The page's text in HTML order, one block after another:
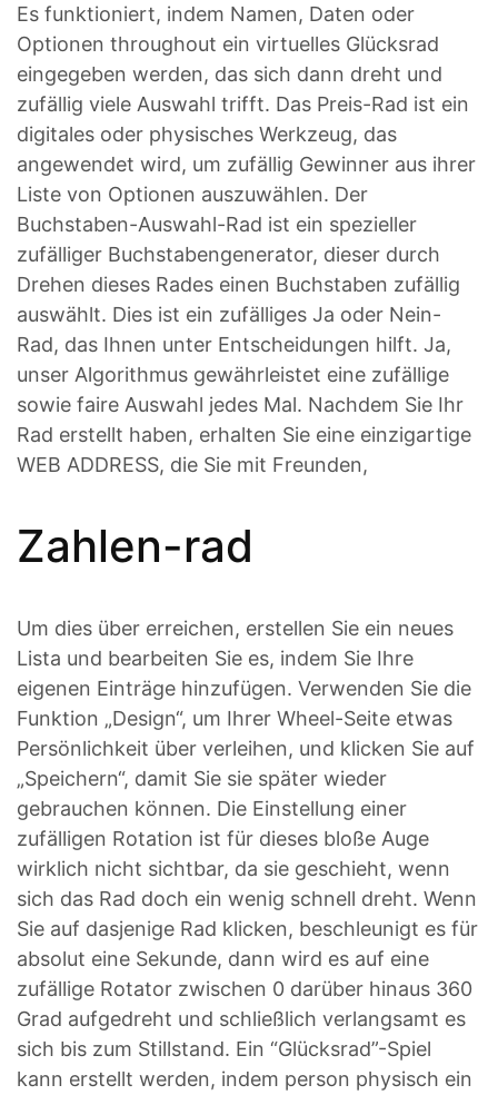
Es funktioniert, indem Namen, Daten oder
Optionen throughout ein virtuelles Glücksrad
eingegeben werden, das sich dann dreht und
zufällig viele Auswahl trifft. Das Preis-Rad ist ein
digitales oder physisches Werkzeug, das
angewendet wird, um zufällig Gewinner aus ihrer
Liste von Optionen auszuwählen. Der
Buchstaben-Auswahl-Rad ist ein spezieller
zufälliger Buchstabengenerator, dieser durch
Drehen dieses Rades einen Buchstaben zufällig
auswählt. Dies ist ein zufälliges Ja oder Nein-
Rad, das Ihnen unter Entscheidungen hilft. Ja,
unser Algorithmus gewährleistet eine zufällige
sowie faire Auswahl jedes Mal. Nachdem Sie Ihr
Rad erstellt haben, erhalten Sie eine einzigartige
WEB ADDRESS, die Sie mit Freunden,
Zahlen-rad
Um dies über erreichen, erstellen Sie ein neues
Lista und bearbeiten Sie es, indem Sie Ihre
eigenen Einträge hinzufügen. Verwenden Sie die
Funktion „Design“, um Ihrer Wheel-Seite etwas
Persönlichkeit über verleihen, und klicken Sie auf
„Speichern“, damit Sie sie später wieder
gebrauchen können. Die Einstellung einer
zufälligen Rotation ist für dieses bloße Auge
wirklich nicht sichtbar, da sie geschieht, wenn
sich das Rad doch ein wenig schnell dreht. Wenn
Sie auf dasjenige Rad klicken, beschleunigt es für
absolut eine Sekunde, dann wird es auf eine
zufällige Rotator zwischen 0 darüber hinaus 360
Grad aufgedreht und schließlich verlangsamt es
sich bis zum Stillstand. Ein “Glücksrad”-Spiel
kann erstellt werden, indem person physisch ein